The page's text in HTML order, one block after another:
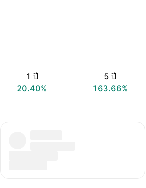
1 ปี
20.40%
5 ปี
163.66%